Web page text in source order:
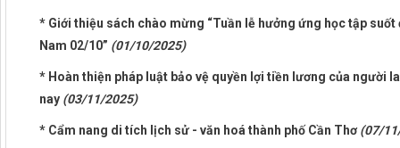
* Giới thiệu sách chào mừng “Tuần lễ hưởng ứng học tập
Nam 02/10” (01/10/2025)
* Hoàn thiện pháp luật bảo vệ quyền lợi tiền lương của người
nay (03/11/2025)
* Cẩm nang di tích lịch sử - văn hoá thành phố Cần Thơ(07/